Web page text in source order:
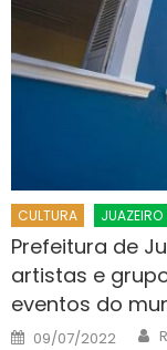
CULTURA JUAZEIRO
Prefeitura de
artistas e
eventos do
Posted
09/07/2022